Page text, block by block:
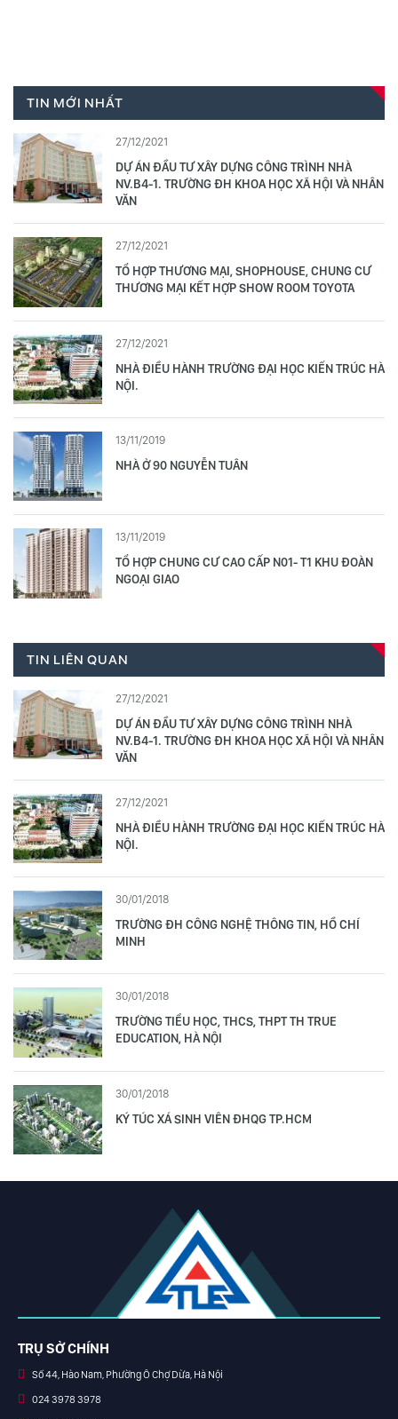
TIN MỚI NHẤT
27/12/2021
DỰ ÁN ĐẦU TƯ XÂY DỰNG CÔNG TRÌNH NHÀ
NV.B4-1. TRƯỜNG ĐH KHOA HỌC XÃ HỘI VÀ NHÂN
VĂN
27/12/2021
TỔ HỢP THƯƠNG MẠI, SHOPHOUSE, CHUNG CƯ
THƯƠNG MẠI KẾT HỢP SHOW ROOM TOYOTA
27/12/2021
NHÀ ĐIỀU HÀNH TRƯỜNG ĐẠI HỌC KIẾN TRÚC HÀ
NỘI.
13/11/2019
NHÀ Ở 90 NGUYỄN TUÂN
13/11/2019
TỔ HỢP CHUNG CƯ CAO CẤP N01- T1 KHU ĐOÀN
NGOẠI GIAO
TIN LIÊN QUAN
27/12/2021
DỰ ÁN ĐẦU TƯ XÂY DỰNG CÔNG TRÌNH NHÀ
NV.B4-1. TRƯỜNG ĐH KHOA HỌC XÃ HỘI VÀ NHÂN
VĂN
27/12/2021
NHÀ ĐIỀU HÀNH TRƯỜNG ĐẠI HỌC KIẾN TRÚC HÀ
NỘI.
30/01/2018
TRƯỜNG ĐH CÔNG NGHỆ THÔNG TIN, HỒ CHÍ
MINH
30/01/2018
TRƯỜNG TIỂU HỌC, THCS, THPT TH TRUE
EDUCATION, HÀ NỘI
30/01/2018
KÝ TÚC XÁ SINH VIÊN ĐHQG TP.HCM
TRỤ SỞ CHÍNH
Số 44, Hào Nam, Phường Ô Chợ Dừa, Hà Nội
024 3978 3978